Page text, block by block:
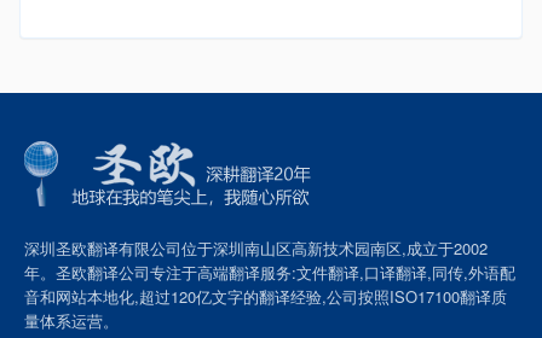
深圳圣欧翻译有限公司位于深圳南山区高新技术园南区,成立于2002
年。圣欧翻译公司专注于高端翻译服务:文件翻译,口译翻译,同传,外语配
音和网站本地化,超过120亿文字的翻译经验,公司按照ISO17100翻译质
量体系运营。